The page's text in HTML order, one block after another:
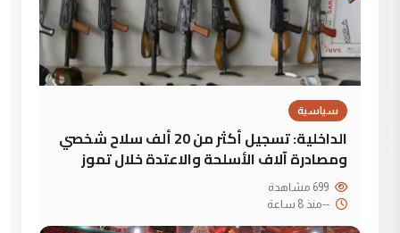
سياسية
الداخلية: تسجيل أكثر من 20 ألف سلاح شخصي
ومصادرة آلاف الأسلحة والاعتدة خلال تموز
--منذ 8 ساعة